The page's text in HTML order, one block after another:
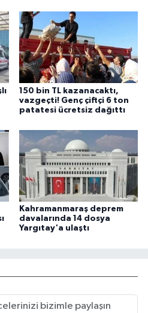
150 bin TL kazanacaktı,
vazgeçti! Genç çiftçi 6 ton
patatesi ücretsiz dağıttı
Kahramanmaraş deprem
davalarında 14 dosya
Yargıtay'a ulaştı